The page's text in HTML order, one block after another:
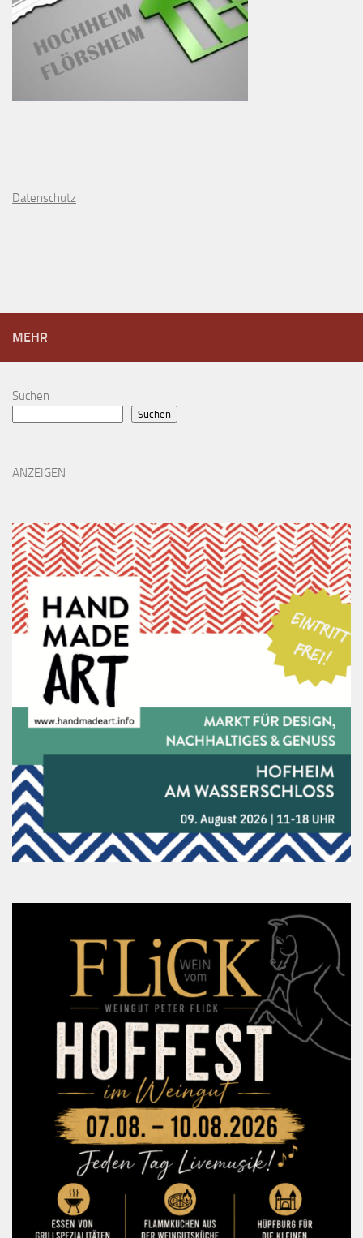
Datenschutz
MEHR
Suchen
Suchen
ANZEIGEN